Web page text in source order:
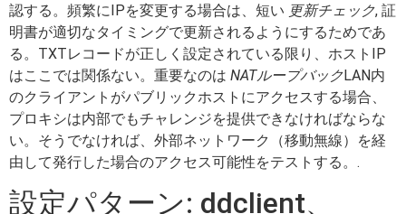
認する。頻繁にIPを変更する場合は、短い 更新チェック, 証
明書が適切なタイミングで更新されるようにするためであ
る。TXTレコードが正しく設定されている限り、ホストIP
はここでは関係ない。重要なのは NATループバックLAN内
のクライアントがパブリックホストにアクセスする場合、
プロキシは内部でもチャレンジを提供できなければならな
い。そうでなければ、外部ネットワーク（移動無線）を経
由して発行した場合のアクセス可能性をテストする。.
設定パターン: ddclient、